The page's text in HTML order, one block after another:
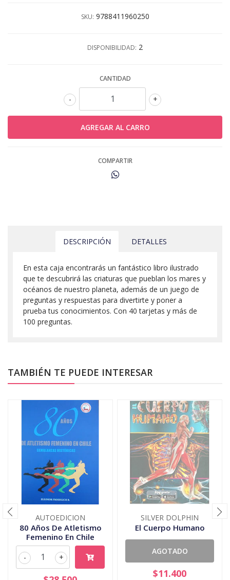
SKU: 9788411960250
DISPONIBILIDAD: 2
CANTIDAD
+
-
COMPARTIR
DESCRIPCIÓN DETALLES
En esta caja encontrarás un fantástico libro ilustrado
que te descubrirá las criaturas que pueblan los mares y
océanos de nuestro planeta, además de un juego de
preguntas y respuestas para divertirte y poner a
prueba tus conocimientos. Con 40 tarjetas y más de
100 preguntas.
TAMBIÉN TE PUEDE INTERESAR
AUTOEDICION
80 Años De Atletismo
Femenino En Chile
+
-
SILVER DOLPHIN
El Cuerpo Humano
AGOTADO
$11.400